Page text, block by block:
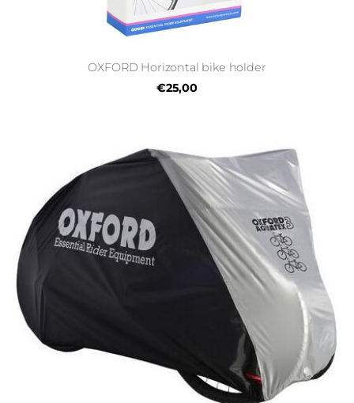
OXFORD Horizontal bike holder
€25,00